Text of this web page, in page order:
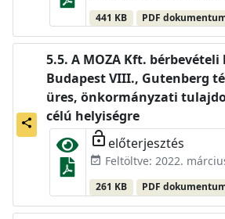
441 KB PDF
share
A MOZA Kft. bérbevételi
Budapest VIII., Gutenberg
üres, önkormányzati
célú helyiségre
lock_open előterjesztés
event_available Feltöltve: 2022.
261 KB PDF